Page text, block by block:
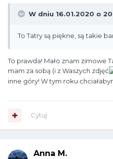
W dniu 16.01.2020 o
To Tatry są piękne, są takie
To prawda! Mało znam zimowe
mam za sobą (i z Waszych zdjęć
inne góry! W tym roku
Cytuj
Anna M.